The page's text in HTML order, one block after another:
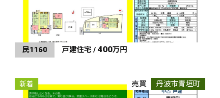
民1160 戸建住宅 / 400万円
新着 売買 丹波市青垣町